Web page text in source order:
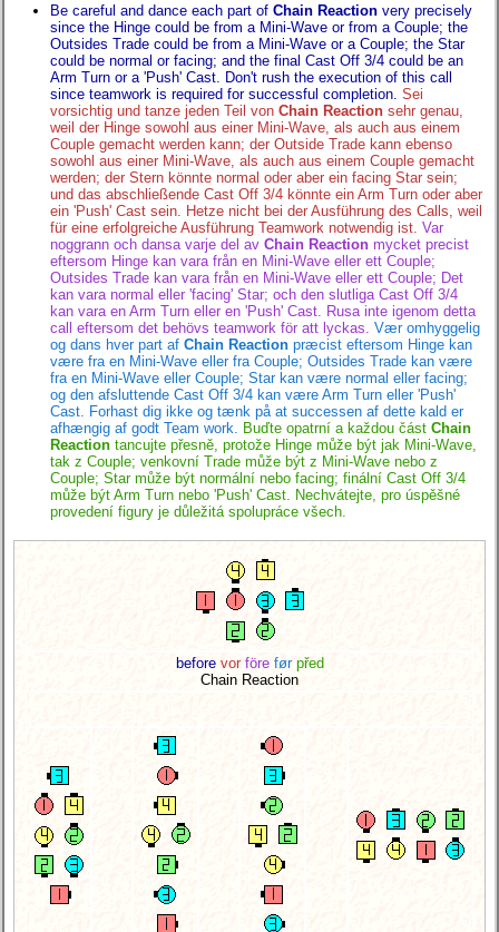
Be careful and dance each part of Chain Reaction very precisely
since the Hinge could be from a Mini-Wave or from a Couple; the
Outsides Trade could be from a Mini-Wave or a Couple; the Star
could be normal or facing; and the final Cast Off 3/4 could be an
Arm Turn or a 'Push' Cast. Don't rush the execution of this call
since teamwork is required for successful completion. Sei
vorsichtig und tanze jeden Teil von Chain Reaction sehr genau,
weil der Hinge sowohl aus einer Mini-Wave, als auch aus einem
Couple gemacht werden kann; der Outside Trade kann ebenso
sowohl aus einer Mini-Wave, als auch aus einem Couple gemacht
werden; der Stern könnte normal oder aber ein facing Star sein;
und das abschließende Cast Off 3/4 könnte ein Arm Turn oder aber
ein 'Push' Cast sein. Hetze nicht bei der Ausführung des Calls, weil
für eine erfolgreiche Ausführung Teamwork notwendig ist. Var
noggrann och dansa varje del av Chain Reaction mycket precist
eftersom Hinge kan vara från en Mini-Wave eller ett Couple;
Outsides Trade kan vara från en Mini-Wave eller ett Couple; Det
kan vara normal eller 'facing' Star; och den slutliga Cast Off 3/4
kan vara en Arm Turn eller en 'Push' Cast. Rusa inte igenom detta
call eftersom det behövs teamwork för att lyckas. Vær omhyggelig
og dans hver part af Chain Reaction præcist eftersom Hinge kan
være fra en Mini-Wave eller fra Couple; Outsides Trade kan være
fra en Mini-Wave eller Couple; Star kan være normal eller facing;
og den afsluttende Cast Off 3/4 kan være Arm Turn eller 'Push'
Cast. Forhast dig ikke og tænk på at successen af dette kald er
afhængig af godt Team work.
Buďte opatrní a každou část Chain
Reaction tancujte přesně, protože Hinge může být jak Mini-Wave,
tak z Couple; venkovní Trade může být z Mini-Wave nebo z
Couple; Star může být normální nebo facing; finální Cast Off 3/4
může být Arm Turn nebo 'Push' Cast. Nechvátejte, pro úspěšné
provedení figury je důležitá spolupráce všech.
before vor före før před
Chain Reaction